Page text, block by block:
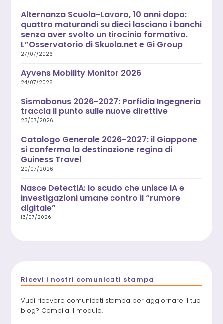
Alternanza Scuola-Lavoro, 10 anni dopo:
quattro maturandi su dieci lasciano i banchi
senza aver svolto un tirocinio formativo.
L”Osservatorio di Skuola.net e Gi Group
27/07/2026
Ayvens Mobility Monitor 2026
24/07/2026
Sismabonus 2026-2027: Porfidia Ingegneria
traccia il punto sulle nuove direttive
23/07/2026
Catalogo Generale 2026-2027: il Giappone
si conferma la destinazione regina di
Guiness Travel
20/07/2026
Nasce DetectIA: lo scudo che unisce IA e
investigazioni umane contro il “rumore
digitale”
13/07/2026
Ricevi i nostri comunicati stampa
Vuoi ricevere comunicati stampa per aggiornare il tuo
blog? Compila il modulo.